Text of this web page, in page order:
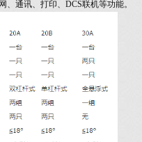
通讯、打印、DCS联机等功能。